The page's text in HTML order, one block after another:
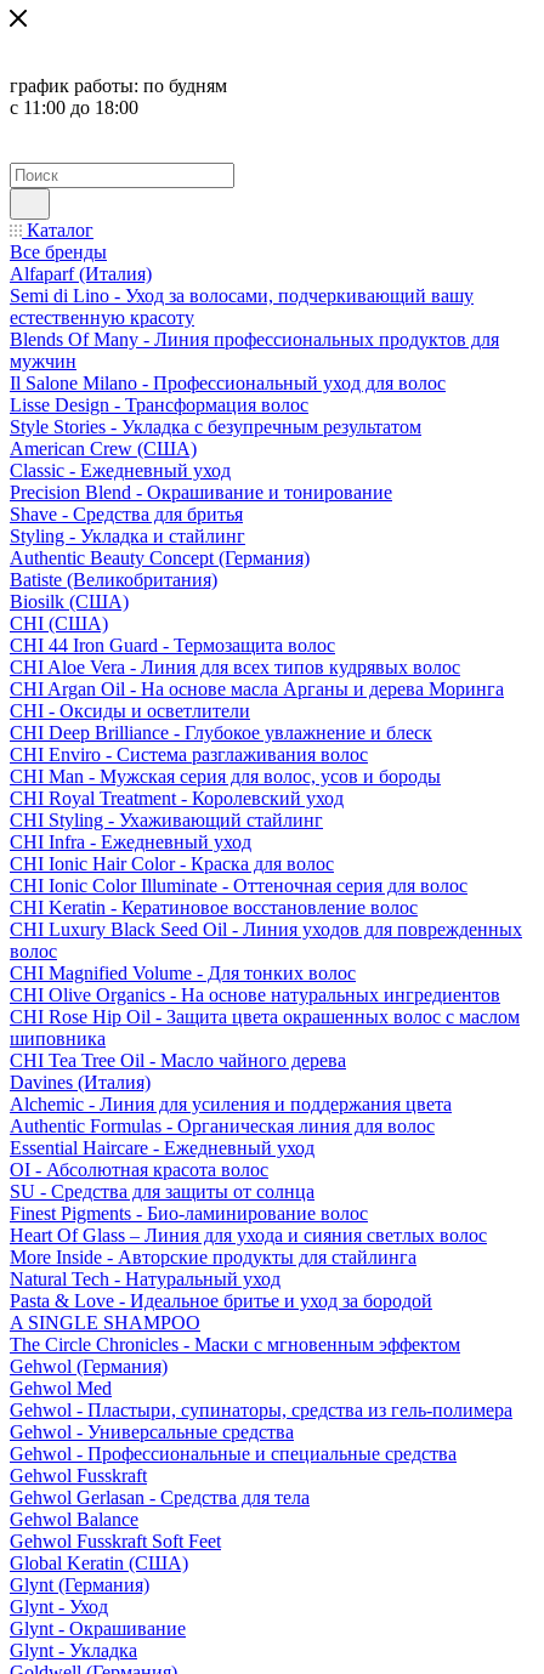
график работы: по будням
с 11:00 до 18:00
Каталог
Все бренды
Alfaparf (Италия)
Semi di Lino - Уход за волосами, подчеркивающий вашу
естественную красоту
Blends Of Many - Линия профессиональных продуктов для
мужчин
Il Salone Milano - Профессиональный уход для волос
Lisse Design - Трансформация волос
Style Stories - Укладка с безупречным результатом
American Crew (США)
Classic - Ежедневный уход
Precision Blend - Окрашивание и тонирование
Shave - Средства для бритья
Styling - Укладка и стайлинг
Authentic Beauty Concept (Германия)
Batiste (Великобритания)
Biosilk (США)
CHI (США)
CHI 44 Iron Guard - Термозащита волос
CHI Aloe Vera - Линия для всех типов кудрявых волос
CHI Argan Oil - На основе масла Арганы и дерева Моринга
CHI - Оксиды и осветлители
CHI Deep Brilliance - Глубокое увлажнение и блеск
CHI Enviro - Система разглаживания волос
CHI Man - Мужская серия для волос, усов и бороды
CHI Royal Treatment - Королевский уход
CHI Styling - Ухаживающий стайлинг
CHI Infra - Ежедневный уход
CHI Ionic Hair Color - Краска для волос
CHI Ionic Color Illuminate - Оттеночная серия для волос
CHI Keratin - Кератиновое восстановление волос
CHI Luxury Black Seed Oil - Линия уходов для поврежденных
волос
CHI Magnified Volume - Для тонких волос
CHI Olive Organics - На основе натуральных ингредиентов
CHI Rose Hip Oil - Защита цвета окрашенных волос с маслом
шиповника
CHI Tea Tree Oil - Масло чайного дерева
Davines (Италия)
Alchemic - Линия для усиления и поддержания цвета
Authentic Formulas - Органическая линия для волос
Essential Haircare - Eжедневный уход
OI - Абсолютная красота волос
SU - Средства для защиты от солнца
Finest Pigments - Био-ламинирование волос
Heart Of Glass – Линия для ухода и сияния светлых волос
More Inside - Авторские продукты для стайлинга
Natural Tech - Натуральный уход
Pasta & Love - Идеальное бритье и уход за бородой
A SINGLE SHAMPOO
The Circle Chronicles - Маски с мгновенным эффектом
Gehwol (Германия)
Gehwol Med
Gehwol - Пластыри, супинаторы, средства из гель-полимера
Gehwol - Универсальные средства
Gehwol - Профессиональные и специальные средства
Gehwol Fusskraft
Gehwol Gerlasan - Средства для тела
Gehwol Balance
Gehwol Fusskraft Soft Feet
Global Keratin (США)
Glynt (Германия)
Glynt - Уход
Glynt - Окрашивание
Glynt - Укладка